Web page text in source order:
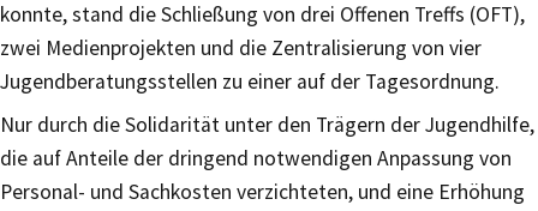
konnte, stand die Schließung von drei Offenen Treffs (OFT),
zwei Medienprojekten und die Zentralisierung von vier
Jugendberatungsstellen zu einer auf der Tagesordnung.
Nur durch die Solidarität unter den Trägern der Jugendhilfe,
die auf Anteile der dringend notwendigen Anpassung von
Personal- und Sachkosten verzichteten, und eine Erhöhung